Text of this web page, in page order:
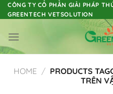
Skip
to
CÔNG TY CỔ PHẦN GIẢI PHÁP
GREENTECH VETSOLUTION
HOME / PRODUCTS
TRÊN